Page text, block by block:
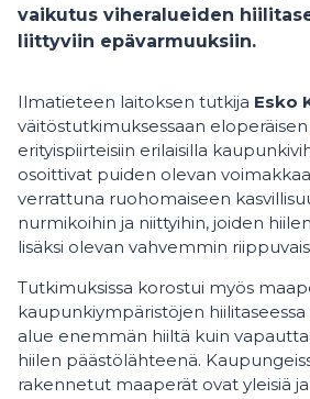
vaikutus viheralueiden
liittyviin epävarmuuksiin.
Ilmatieteen laitoksen tutkija Esko
väitöstutkimuksessaan
erityispiirteisiin erilaisilla
osoittivat puiden olevan
verrattuna ruohomaiseen
nurmikoihin ja niittyihin, joiden
lisäksi olevan vahvemmin
Tutkimuksissa korostui myös
kaupunkiympäristöjen hiilitaseessa
alue enemmän hiiltä kuin
hiilen päästölähteenä.
rakennetut maaperät ovat yleisiä